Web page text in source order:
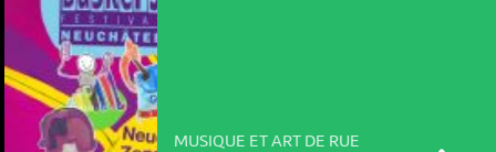
MUSIQUE ET ART DE RUE